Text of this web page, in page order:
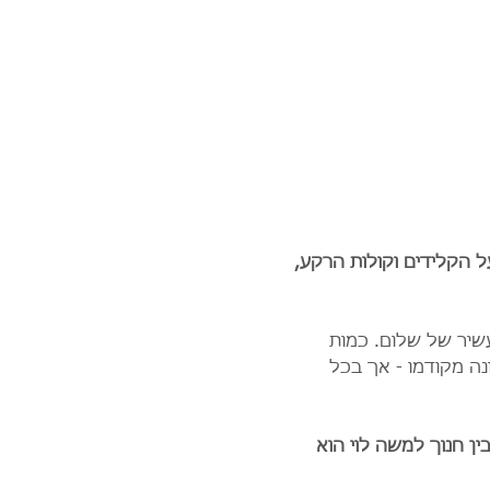
הקלידים וקולות הרקע,
של שלום. כמות
מקודמו - אך בכל
חנוך למשה לוי הוא